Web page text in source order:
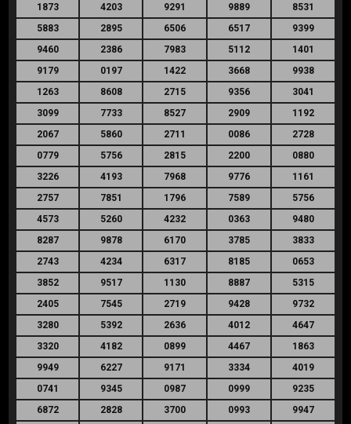
1873
4203 9291 9889
8531
5883
2895 6506 6517
9399
9460
2386 7983 5112
1401
9179
0197 1422 3668
9938
1263
8608 2715 9356
3041
3099
7733 8527 2909
1192
2067
5860 2711 0086
2728
0779
5756 2815 2200
0880
3226
4193 7968 9776
1161
2757
7851 1796 7589
5756
4573
5260 4232 0363
9480
8287
9878 6170 3785
3833
2743
4234 6317 8185
0653
3852
9517 1130 8887
5315
2405
7545 2719 9428
9732
3280
5392 2636 4012
4647
3320
4182 0899 4467
1863
9949
6227 9171 3334
4019
0741
9345 0987 0999
9235
6872
2828 3700 0993
9947